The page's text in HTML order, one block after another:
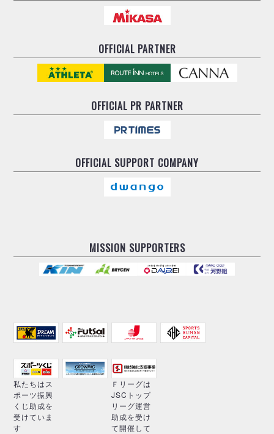
OFFICIAL PARTNER
OFFICIALPR PARTNER
OFFICIAL SUPPORT COMPANY
MISSION SUPPORTERS
私たちはス
ポーツ振興
くじ助成を
受けていま
す
Ｆリーグは
JSCトップ
リーグ運営
助成を受け
て開催して